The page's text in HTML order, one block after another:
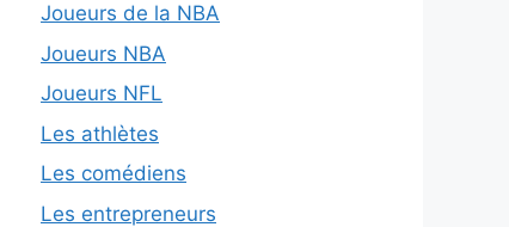
Joueurs de la NBA
Joueurs NBA
Joueurs NFL
Les athlètes
Les comédiens
Les entrepreneurs